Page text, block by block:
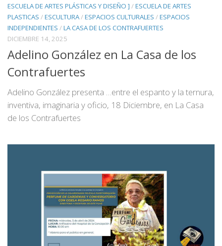
ESCUELA DE ARTES PLÁSTICAS Y DISEÑO ] /ESCUELA DE ARTES
PLASTICAS /ESCULTURA/ESPACIOS CULTURALES /ESPACIOS
INDEPENDIENTES /LA CASA DE LOS CONTRAFUERTES
DICIEMBRE 14, 2025
Adelino González en La Casa de los
Contrafuertes
Adelino González presenta …entre el espanto y la ternura,
inventiva, imaginaria y oficio, 18 Diciembre, en La Casa
de los Contrafuertes